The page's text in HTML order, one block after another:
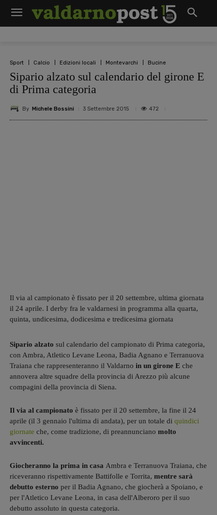
Sport Calcio Edizioni locali Montevarchi Bucine
Sipario alzato sul calendario del girone E
di Prima categoria
By Michele Bossini 3 Settembre 2015 472
Il via al campionato è fissato per il 20 settembre, ultima giornata
il 24 aprile. I derby fra le valdarnesi in programma alla quarta,
quinta, undicesima, dodicesima e tredicesima giornata
Sipario alzato sul calendario del campionato di Prima categoria,
con Ambra, Atletico Levane Leona, Badia Agnano e Terranuova
Traiana che rappresenteranno il Valdarno in un girone E che
annovera altre squadre della provincia di Arezzo più alcune
compagini della provincia di Siena.
Il via al campionato è fissato per il 20 settembre, la fine il 24
aprile (il 3 gennaio l'ultima di andata), per un totale di quindici
giornate che, come tradizione, di preannunciano molto
avvincenti.
Giocheranno la prima in casa Ambra e Terranuova Traiana, che
riceveranno rispettivamente Battifolle e Torrita, mentre sarà
debutto esterno per il Badia Agnano, che giocherà a Spoiano, e
per l'Atletico Levane Leona, in casa dell'Alberoro per il suo
debutto assoluto in questa categoria.